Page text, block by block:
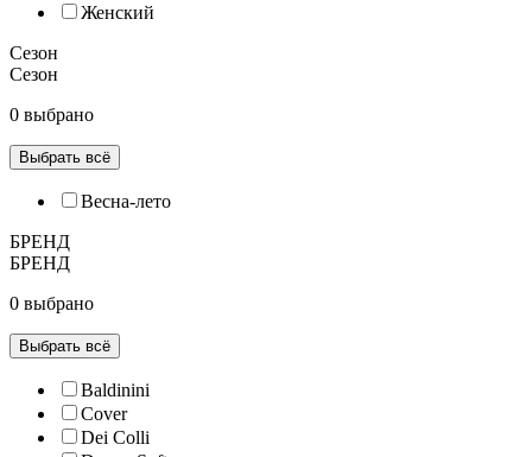
Женский
Сезон
Сезон
0 выбрано
Выбрать всё
Весна-лето
БРЕНД
БРЕНД
0 выбрано
Выбрать всё
Baldinini
Cover
Dei Colli